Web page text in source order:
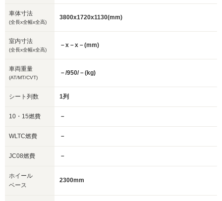
車体寸法
(全長x全幅x全高)
3800x1720x1130(mm)
室内寸法
(全長x全幅x全高)
－x－x－(mm)
車両重量
(AT/MT/CVT)
－/950/－(kg)
シート列数 1列
10・15燃費 －
WLTC燃費 －
JC08燃費 －
ホイール
ベース
2300mm